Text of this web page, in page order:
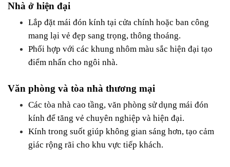
Nhà ở hiện đại
Lắp đặt mái đón kính tại cửa chính hoặc ban công
mang lại vẻ đẹp sang trọng, thông thoáng.
Phối hợp với các khung nhôm màu sắc hiện đại tạo
điểm nhấn cho ngôi nhà.
Văn phòng và tòa nhà thương mại
Các tòa nhà cao tầng, văn phòng sử dụng mái đón
kính để tăng vẻ chuyên nghiệp và hiện đại.
Kính trong suốt giúp không gian sáng hơn, tạo cảm
giác rộng rãi cho khu vực tiếp khách.